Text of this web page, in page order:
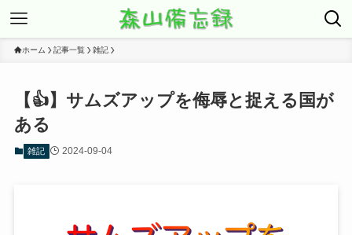
ホーム 記事一覧 雑記
【👍】サムズアップを侮辱と捉える国が
ある
雑記 2024-09-04